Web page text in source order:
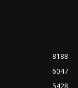
8188
6047
5428